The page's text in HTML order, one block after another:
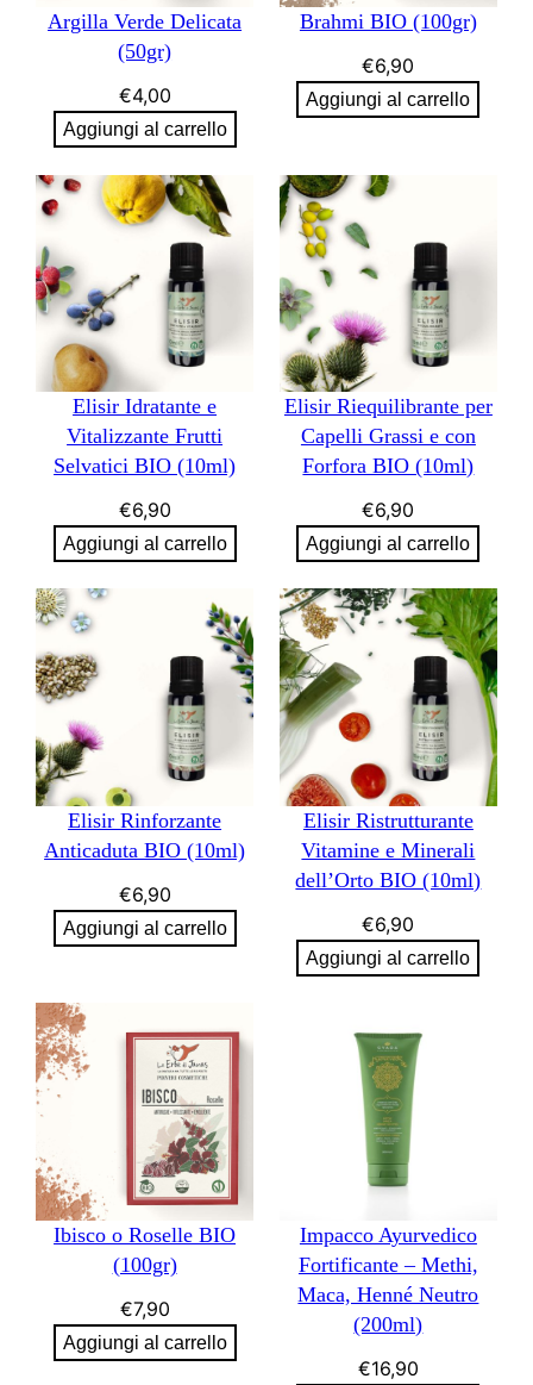
Argilla Verde Delicata
(50gr)
€4,00
Aggiungi al carrello
Brahmi BIO (100gr)
€6,90
Aggiungi al carrello
Elisir Idratante e
Vitalizzante Frutti
Selvatici BIO (10ml)
€6,90
Aggiungi al carrello
Elisir Riequilibrante per
Capelli Grassi e con
Forfora BIO (10ml)
€6,90
Aggiungi al carrello
Elisir Rinforzante
Anticaduta BIO (10ml)
€6,90
Aggiungi al carrello
Elisir Ristrutturante
Vitamine e Minerali
dell’Orto BIO (10ml)
€6,90
Aggiungi al carrello
Ibisco o Roselle BIO
(100gr)
€7,90
Aggiungi al carrello
Impacco Ayurvedico
Fortificante – Methi,
Maca, Henné Neutro
(200ml)
€16,90